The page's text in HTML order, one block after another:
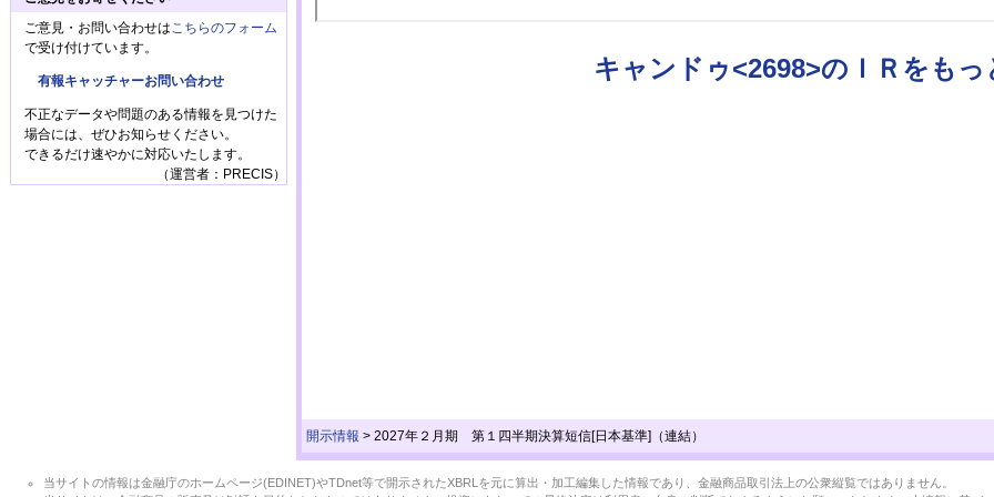
キャンドゥ<2698>のＩＲをもっ
開示情報 > 2027年２月期 第１四半期決算短信[日本基準]（連結）
ご意見・お問い合わせは こちらのフォーム
で受け付けています。
有報キャッチャーお問い合わせ
不正なデータや問題のある情報を見つけた
場合には、ぜひお知らせください。
できるだけ速やかに対応いたします。
（運営者：PRECIS）
当サイトの情報は金融庁のホームページ(EDINET)やTDnet等で開示されたXBRLを元に算出・加工編集した情報であり、金融商品取引法上の公衆縦覧ではありません。